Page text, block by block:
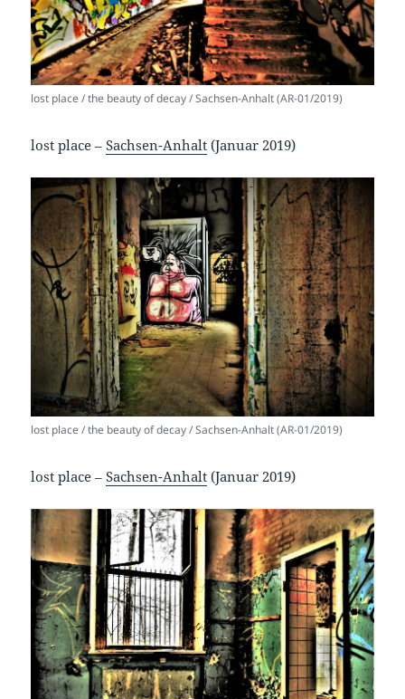
lost place / the beauty of decay / Sachsen-Anhalt (AR-01/2019)
lost place –Sachsen-Anhalt (Januar 2019)
lost place / the beauty of decay / Sachsen-Anhalt (AR-01/2019)
lost place –Sachsen-Anhalt (Januar 2019)